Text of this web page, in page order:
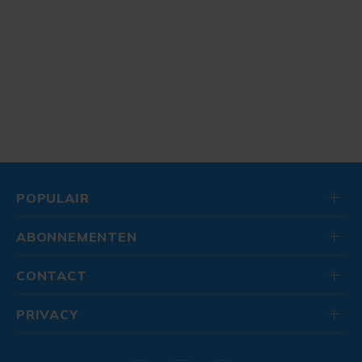
POPULAIR
ABONNEMENTEN
CONTACT
PRIVACY